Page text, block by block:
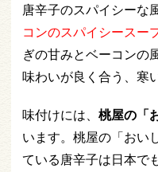
唐辛子のスパイシーな
コンのスパイシースー
ぎの甘みとベーコンの
味わいが良く合う、寒
味付けには、 桃屋の「
います。桃屋の「おい
ている唐辛子は日本で